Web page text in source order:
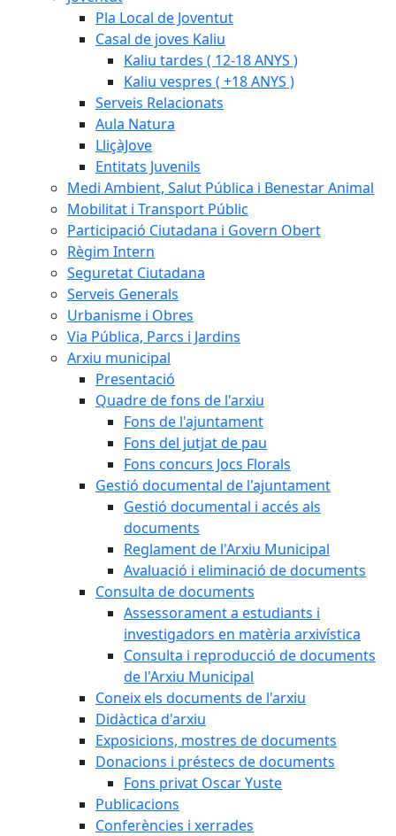
Pla Local de Joventut
Casal de joves Kaliu
Kaliu tardes ( 12-18 ANYS )
Kaliu vespres ( +18 ANYS )
Serveis Relacionats
Aula Natura
LliçàJove
Entitats Juvenils
Medi Ambient, Salut Pública i Benestar Animal
Mobilitat i Transport Públic
Participació Ciutadana i Govern Obert
Règim Intern
Seguretat Ciutadana
Serveis Generals
Urbanisme i Obres
Via Pública, Parcs i Jardins
Arxiu municipal
Presentació
Quadre de fons de l'arxiu
Fons de l'ajuntament
Fons del jutjat de pau
Fons concurs Jocs Florals
Gestió documental de l'ajuntament
Gestió documental i accés als
documents
Reglament de l'Arxiu Municipal
Avaluació i eliminació de documents
Consulta de documents
Assessorament a estudiants i
investigadors en matèria arxivística
Consulta i reproducció de documents
de l'Arxiu Municipal
Coneix els documents de l'arxiu
Didàctica d'arxiu
Exposicions, mostres de documents
Donacions i préstecs de documents
Fons privat Oscar Yuste
Publicacions
Conferències i xerrades